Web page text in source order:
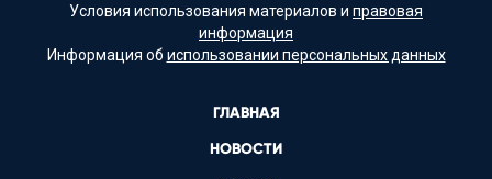
Условия использования материалов и правовая
информация
Информация об использовании персональных данных
ГЛАВНАЯ
НОВОСТИ